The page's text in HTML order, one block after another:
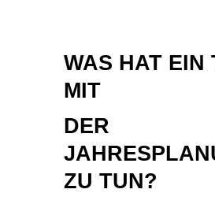
WAS HAT EIN
MIT
DER
ZU TUN?